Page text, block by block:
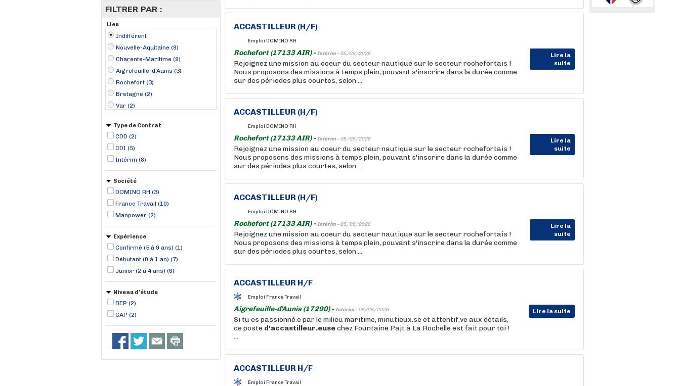
FILTRER PAR :
Lieu
Indifférent
Nouvelle-Aquitaine (9)
Charente-Maritime (9)
Aigrefeuille-d'Aunis (3)
Rochefort (3)
Bretagne (2)
Var (2)
La Rochelle (2)
Arzon (1)
Aytré (1)
Canet-en-Roussillon (1)
Cogolin (1)
Type de Contrat
CDD (2)
CDI (5)
Intérim (8)
Société
DOMINO RH (3)
France Travail (10)
Manpower (2)
Expérience
Confirmé (5 à 9 ans) (1)
Débutant (0 à 1 an) (7)
Junior (2 à 4 ans) (6)
Niveau d'étude
BEP (2)
CAP (2)
ACCASTILLEUR (H/F)
Emploi DOMINO RH
Rochefort (17133 AIR) -Intérim - 05/08/2026
Lire la
suite
Rejoignez une mission au coeur du secteur nautique sur le secteur rochefortais !
Nous proposons des missions à temps plein, pouvant s'inscrire dans la durée comme
sur des périodes plus courtes, selon ...
ACCASTILLEUR (H/F)
Emploi DOMINO RH
Rochefort (17133 AIR) -Intérim - 05/08/2026
Lire la
suite
Rejoignez une mission au coeur du secteur nautique sur le secteur rochefortais !
Nous proposons des missions à temps plein, pouvant s'inscrire dans la durée comme
sur des périodes plus courtes, selon ...
ACCASTILLEUR (H/F)
Emploi DOMINO RH
Rochefort (17133 AIR) -Intérim - 05/08/2026
Lire la
suite
Rejoignez une mission au coeur du secteur nautique sur le secteur rochefortais !
Nous proposons des missions à temps plein, pouvant s'inscrire dans la durée comme
sur des périodes plus courtes, selon ...
ACCASTILLEUR H/F
Emploi France Travail
Aigrefeuille-d'Aunis (17290) -Intérim - 06/08/2026 Lire la suite
Si tu es passionné.e par le milieu maritime, minutieux.se et attentif.ve aux détails,
ce poste d'accastilleur.eusechez Fountaine Pajt à La Rochelle est fait pour toi !
...
ACCASTILLEUR H/F
Emploi France Travail